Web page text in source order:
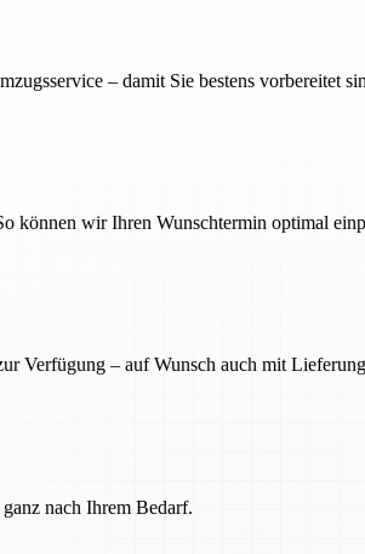
– damit Sie bestens vorbereitet
können wir Ihren Wunschtermin optimal
Verfügung – auf Wunsch auch mit
nach Ihrem Bedarf.